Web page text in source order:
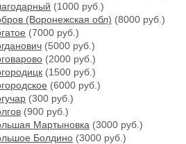
(1000 руб.)
(Воронежская обл) (8000 руб.)
(7000 руб.)
(5000 руб.)
(2000 руб.)
(1500 руб.)
(6000 руб.)
(300 руб.)
(900 руб.)
Мартыновка (3000 руб.)
Болдино (3000 руб.)